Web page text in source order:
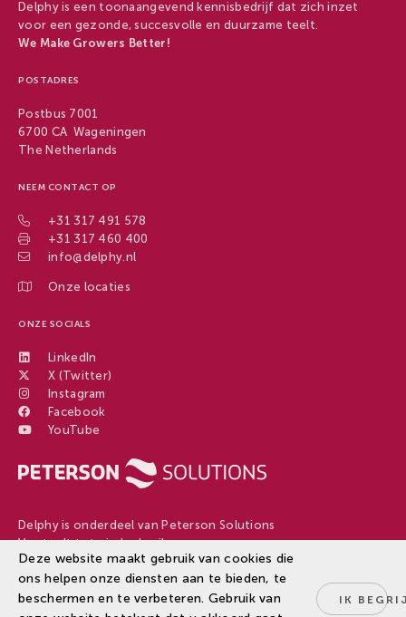
Delphy is een toonaangevend kennisbedrijf dat zich inzet
voor een gezonde, succesvolle en duurzame teelt.
We Make Growers Better!
POSTADRES
Postbus 7001
6700 CA Wageningen
The Netherlands
NEEM CONTACT OP
+31 317 491 578
+31 317 460 400
info@delphy.nl
Onze locaties
ONZE SOCIALS
LinkedIn
X (Twitter)
Instagram
Facebook
YouTube
Delphy is onderdeel van Peterson Solutions
Van teelt tot eindgebruiker
Disclaimer
Deze website maakt gebruik van cookies die
ons helpen onze diensten aan te bieden, te
beschermen en te verbeteren. Gebruik van
IK